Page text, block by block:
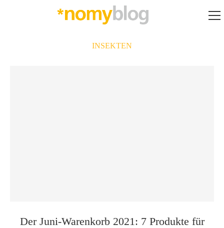
INSEKTEN
Der Juni-Warenkorb 2021: 7 Produkte für